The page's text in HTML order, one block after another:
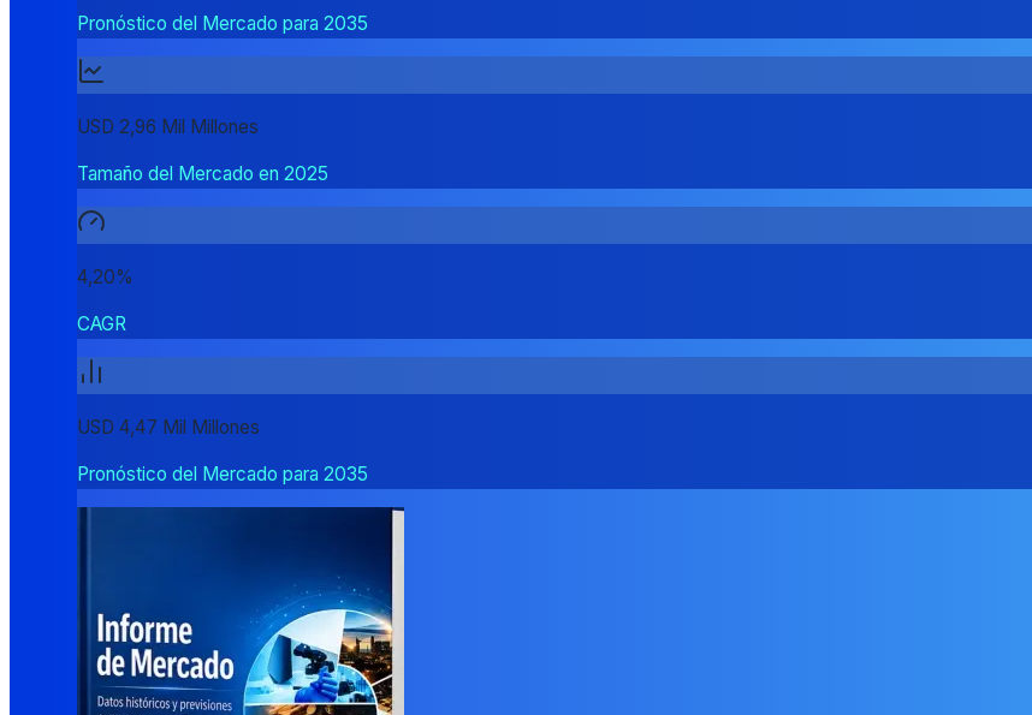
Pronóstico del Mercado para 2035
USD 2,96 Mil Millones
Tamaño del Mercado en 2025
4,20%
CAGR
USD 4,47 Mil Millones
Pronóstico del Mercado para 2035